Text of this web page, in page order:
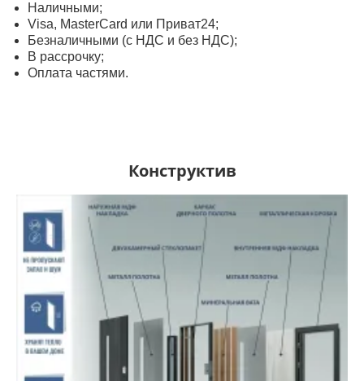
Наличными;
Visa, MasterСard или Приват24;
Безналичными (с НДС и без НДС);
В рассрочку;
Оплата частями.
Конструктив